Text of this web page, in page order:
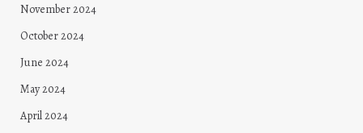
November 2024
October 2024
June 2024
May 2024
April 2024